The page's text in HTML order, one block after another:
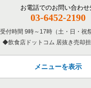
板焼き・お好み焼の居抜き売却
ジア料理の居抜き売却物件の案
フェの居抜き売却物件の案件一覧
オケ・パブ・スナックの居抜き
の居抜き売却物件の案件一覧
屋・ダイニングバーの居抜き売
坪以下の飲食店の居抜き売却物
以下の飲食店の居抜き売却物件
坪以下の飲食店の居抜き売却物
お電話でのお問い合わせ
03-6452-2190
受付時間 9時～17時（土・日・祝
飲食店ドットコム 居抜き売却
メニューを表示